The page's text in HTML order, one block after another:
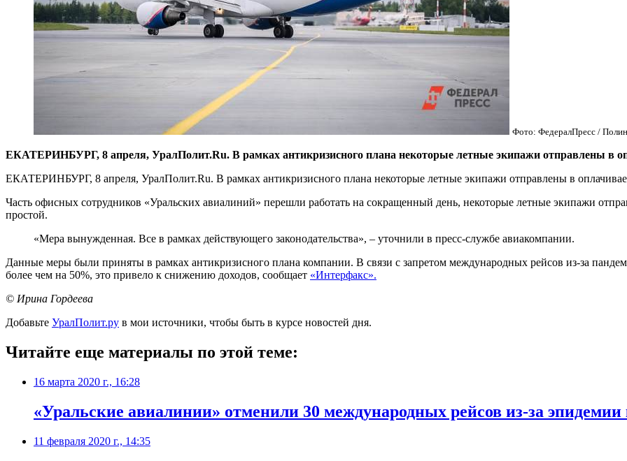
Фото: ФедералПресс /
ЕКАТЕРИНБУРГ, 8 апреля, УралПолит.Ru. В рамках антикризисного плана некоторые летные экипажи отправлены в
ЕКАТЕРИНБУРГ, 8 апреля, УралПолит.Ru. В рамках антикризисного плана некоторые летные экипажи отправлены в
Часть офисных сотрудников «Уральских авиалиний» перешли работать на сокращенный день, некоторые летные экипажи
простой.
«Мера вынужденная. Все в рамках действующего законодательства», – уточнили в пресс-службе авиакомпании.
Данные меры были приняты в рамках антикризисного плана компании. В связи с запретом международных рейсов из-за
более чем на 50%, это привело к снижению доходов, сообщает «Интерфакс».
© Ирина Гордеева
Добавьте УралПолит.ру в мои источники, чтобы быть в курсе новостей дня.
Читайте еще материалы по этой теме:
16 марта 2020 г., 16:28
«Уральские авиалинии» отменили 30 международных рейсов из-за эпидемии
11 февраля 2020 г., 14:35